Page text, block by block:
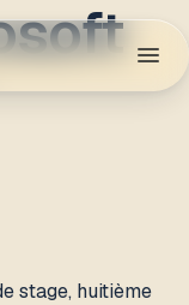
stage, huitième